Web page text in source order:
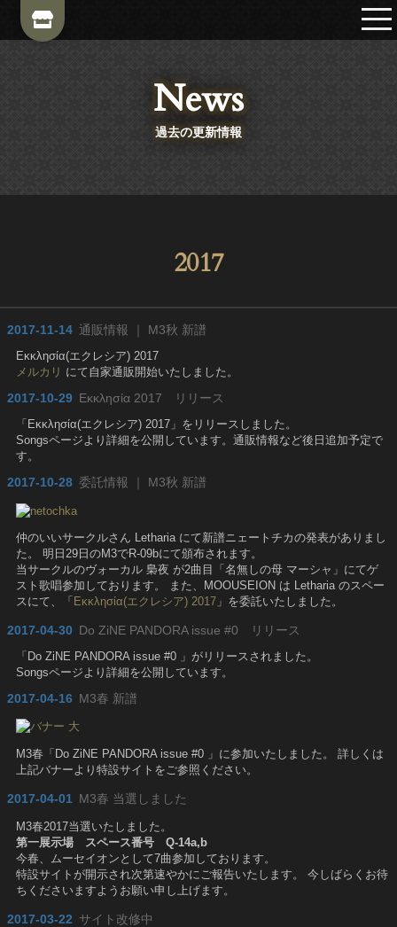
News
過去の更新情報
2017
2017-11-14 通販情報 ｜ M3秋 新譜
Εκκλησία(エクレシア) 2017
メルカリ にて自家通販開始いたしました。
2017-10-29 Εκκλησία 2017 リリース
「Εκκλησία(エクレシア) 2017」をリリースしました。
Songsページより詳細を公開しています。通販情報など後日追加予定で
す。
2017-10-28 委託情報 ｜ M3秋 新譜
仲のいいサークルさん Letharia にて新譜ニェートチカの発表がありまし
た。 明日29日のM3でR-09bにて頒布されます。
当サークルのヴォーカル 梟夜 が2曲目「名無しの母 マーシャ」にてゲ
スト歌唱参加しております。 また、MOOUSEION は Letharia のスペー
スにて、「 Εκκλησία(エクレシア) 2017 」を委託いたしました。
2017-04-30 Do ZiNE PANDORA issue #0 リリース
「Do ZiNE PANDORA issue #0 」がリリースされました。
Songsページより詳細を公開しています。
2017-04-16 M3春 新譜
M3春「Do ZiNE PANDORA issue #0 」に参加いたしました。 詳しくは
上記バナーより特設サイトをご参照ください。
2017-04-01 M3春 当選しました
M3春2017当選いたしました。
第一展示場 スペース番号 Q-14a,b
今春、ムーセイオンとして7曲参加しております。
特設サイトが開示され次第速やかにご報告いたします。 今しばらくお待
ちくださいますようお願い申し上げます。
2017-03-22 サイト改修中